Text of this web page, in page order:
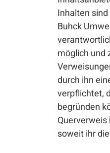
Inhalten
Buhck
möglich und
durch ihn
verpflichtet,
begründen
soweit ihr